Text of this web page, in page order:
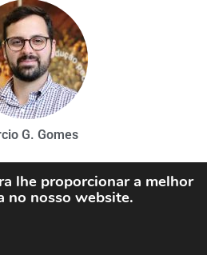
G. Gomes
(Edital Fapesc 57/2024)
lhe proporcionar a melhor
no nosso website.